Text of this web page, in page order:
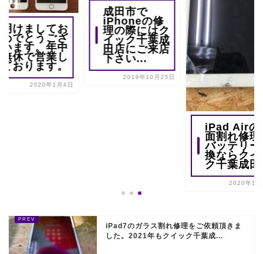
明けましてお
めでとうござ
います。年中
無休で営業し
ております。
2020年1月4日
成田市で
iPhoneの修
理の際にはク
イック千葉成
田店にご来店
下さい...
2019年10月25日
iPad Airの
面割れ修理
バッテリー
換ならクイ
ク千葉成
2020年12
iPad7のガラス割れ修理をご依頼頂きま
した。2021年もクイック千葉成...